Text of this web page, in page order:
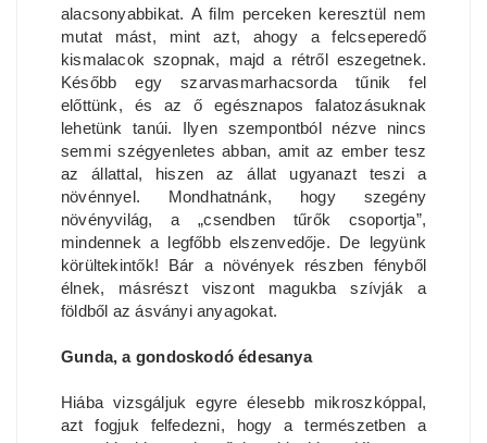
alacsonyabbikat. A film perceken keresztül nem
mutat mást, mint azt, ahogy a felcseperedő
kismalacok szopnak, majd a rétről eszegetnek.
Később egy szarvasmarhacsorda tűnik fel
előttünk, és az ő egésznapos falatozásuknak
lehetünk tanúi. Ilyen szempontból nézve nincs
semmi szégyenletes abban, amit az ember tesz
az állattal, hiszen az állat ugyanazt teszi a
növénnyel. Mondhatnánk, hogy szegény
növényvilág, a „csendben tűrők csoportja”,
mindennek a legfőbb elszenvedője. De legyünk
körültekintők! Bár a növények részben fényből
élnek, másrészt viszont magukba szívják a
földből az ásványi anyagokat.
Gunda, a gondoskodó édesanya
Hiába vizsgáljuk egyre élesebb mikroszkóppal,
azt fogjuk felfedezni, hogy a természetben a